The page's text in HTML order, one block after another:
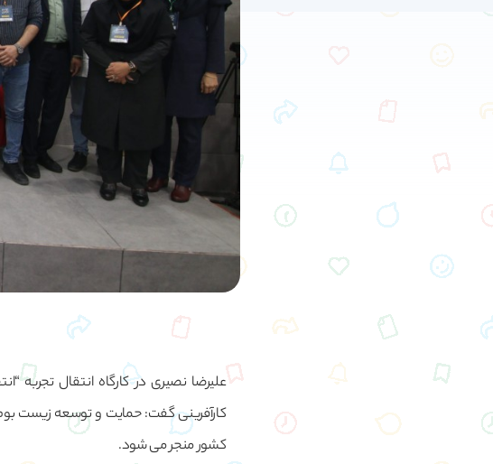
علیرضا نصیری در کارگاه انتقال تجربه
کارآفرینی گفت: حمایت و توسعه زیست
کشور منجر می شود.